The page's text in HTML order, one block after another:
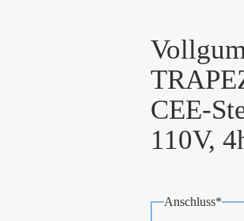
CEE-
110V,
Pflichtfeld
Anschluss*